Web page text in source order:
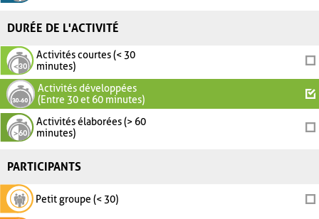
DURÉE DE L'ACTIVITÉ
Activités courtes (< 30
minutes)
Activités développées
(Entre 30 et 60 minutes)
Activités élaborées (> 60
minutes)
PARTICIPANTS
Petit groupe (< 30)